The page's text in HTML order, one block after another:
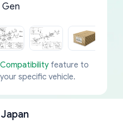
Gen
feature to
specific vehicle.
Japan